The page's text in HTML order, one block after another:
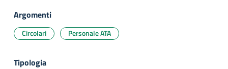
Argomenti
Circolari Personale ATA
Tipologia